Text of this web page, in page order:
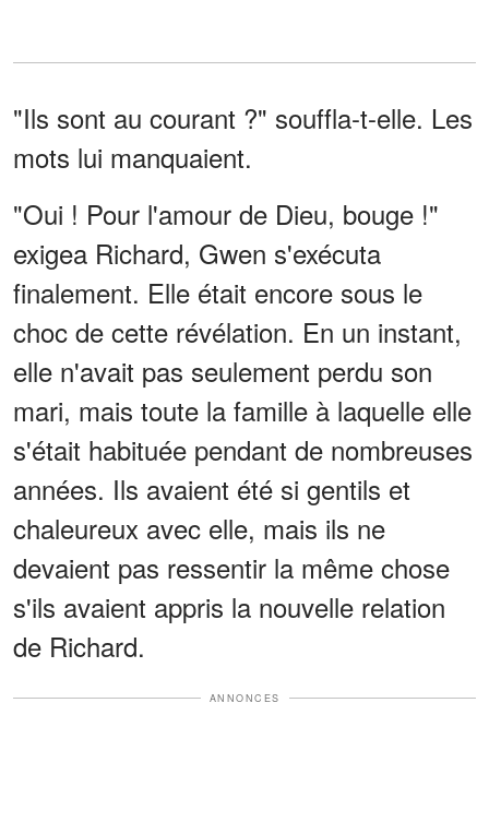
"Ils sont au courant ?" souffla-t-elle. Les
mots lui manquaient.
"Oui ! Pour l'amour de Dieu, bouge !"
exigea Richard, Gwen s'exécuta
finalement. Elle était encore sous le
choc de cette révélation. En un instant,
elle n'avait pas seulement perdu son
mari, mais toute la famille à laquelle elle
s'était habituée pendant de nombreuses
années. Ils avaient été si gentils et
chaleureux avec elle, mais ils ne
devaient pas ressentir la même chose
s'ils avaient appris la nouvelle relation
de Richard.
ANNONCES